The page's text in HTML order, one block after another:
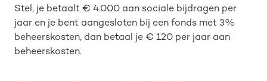
Stel, je betaalt € 4.000 aan sociale bijdragen per
jaar en je bent aangesloten bij een fonds met 3%
beheerskosten, dan betaal je € 120 per jaar aan
beheerskosten.